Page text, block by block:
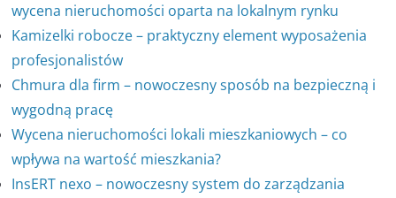
wycena nieruchomości oparta na lokalnym rynku
Kamizelki robocze – praktyczny element wyposażenia
profesjonalistów
Chmura dla firm – nowoczesny sposób na bezpieczną i
wygodną pracę
Wycena nieruchomości lokali mieszkaniowych – co
wpływa na wartość mieszkania?
InsERT nexo – nowoczesny system do zarządzania